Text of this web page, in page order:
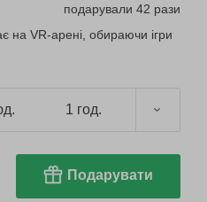
подарували 42 рази
на VR-арені, обираючи ігри
1 год.
Подарувати